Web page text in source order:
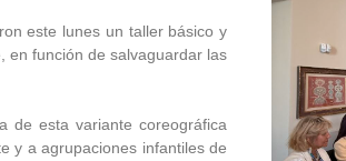
este lunes un taller básico y
en función de salvaguardar las
de esta variante coreográfica
y a agrupaciones infantiles de